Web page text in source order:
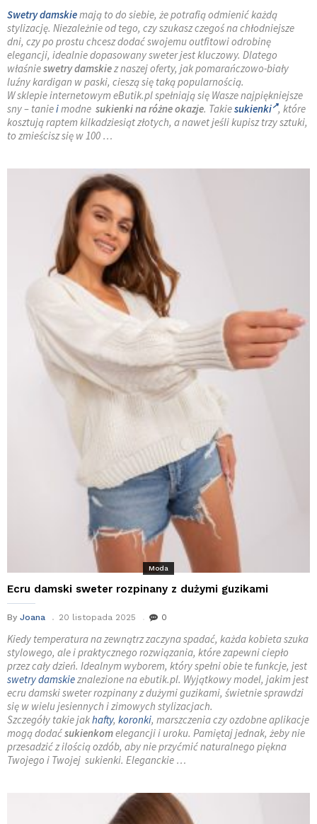
Swetry damskiemają to do siebie, że potrafią odmienić każdą
stylizację. Niezależnie od tego, czy szukasz czegoś na chłodniejsze
dni, czy po prostu chcesz dodać swojemu outfitowi odrobinę
elegancji, idealnie dopasowany sweter jest kluczowy. Dlatego
właśnieswetry damskiez naszej oferty, jak pomarańczowo-biały
luźny kardigan w paski, cieszą się taką popularnością.
W sklepie internetowym eButik.pl spełniają się Wasze najpiękniejsze
sny – tanieimodne sukienki na różne okazje. Takiesukienki , które
kosztują raptem kilkadziesiąt złotych, a nawet jeśli kupisz trzy sztuki,
to zmieścisz się w 100 …
Moda
Ecru damski sweter rozpinany z dużymi guzikami
By Joana 20 listopada 2025 0
Kiedy temperatura na zewnątrz zaczyna spadać, każda kobieta szuka
stylowego, ale i praktycznego rozwiązania, które zapewni ciepło
przez cały dzień. Idealnym wyborem, który spełni obie te funkcje, jest
swetry damskieznalezione na ebutik.pl. Wyjątkowy model, jakim jest
ecru damski sweter rozpinany z dużymi guzikami, świetnie sprawdzi
się w wielu jesiennych i zimowych stylizacjach.
Szczegóły takie jakhafty, koronki, marszczenia czy ozdobne aplikacje
mogą dodaćsukienkomelegancji i uroku. Pamiętaj jednak, żeby nie
przesadzić z ilością ozdób, aby nie przyćmić naturalnego piękna
Twojego i Twojej sukienki. Eleganckie …